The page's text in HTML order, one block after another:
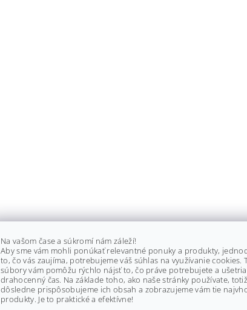
Na vašom čase a súkromí nám záleží!
Aby sme vám mohli ponúkať relevantné ponuky a produkty,
to, čo vás zaujíma, potrebujeme váš súhlas na využívanie cookies.
súbory vám pomôžu rýchlo nájsť to, čo práve potrebujete a
drahocenný čas. Na základe toho, ako naše stránky používate, totiž
dôsledne prispôsobujeme ich obsah a zobrazujeme vám tie
produkty. Je to praktické a efektívne!